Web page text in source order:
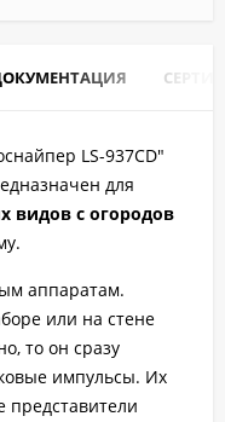
LS-937CD"
для
видов с огородов
аппаратам.
или на стене
то он сразу
импульсы. Их
представители